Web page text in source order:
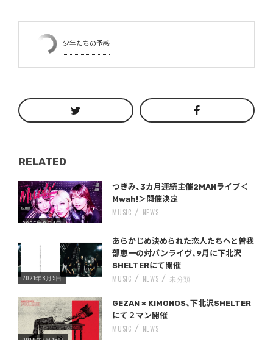
少年たちの予感
RELATED
Warning : Undefined variable $post_id in
/home/storywriter/storywriter.tokyo/public_html/wp-content/themes/StoryWriter/single.phpon line242
つきみ、3カ月連続主催2MANライブ＜
Mwah!＞開催決定
2025年8月1日
MUSIC NEWS
あらかじめ決められた恋人たちへと曽我
部恵一の対バンライヴ、9月に下北沢
SHELTERにて開催
2021年8月5日
MUSIC NEWS 未分類
Warning : Undefined variable $post_id in
/home/storywriter/storywriter.tokyo/public_html/wp-content/themes/StoryWriter/single.phpon line242
GEZAN × KIMONOS、下北沢SHELTER
にて２マン開催
2018年7月15日
MUSIC NEWS